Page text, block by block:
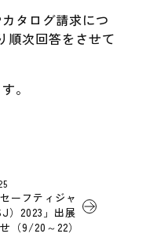
タログ請求につ
順次回答をさせて
。
セーフティジャ
）2023」出展
（9/20～22）